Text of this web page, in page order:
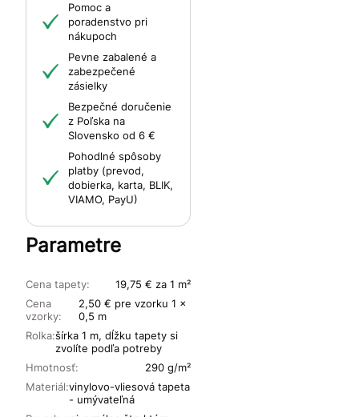
Pomoc a
poradenstvo pri
nákupoch
Pevne zabalené a
zabezpečené
zásielky
Bezpečné doručenie
z Poľska na
Slovensko od 6 €
Pohodlné spôsoby
platby (prevod,
dobierka, karta, BLIK,
VIAMO, PayU)
Parametre
Cena tapety:
19,75 € za 1 m²
Cena
vzorky:
2,50 € pre vzorku 1 x
0,5 m
Rolka:šírka 1 m, dĺžku tapety si
zvolíte podľa potreby
Materiál:vinylovo-vliesová tapeta
- umývateľná
Hmotnosť: 290 g/m²